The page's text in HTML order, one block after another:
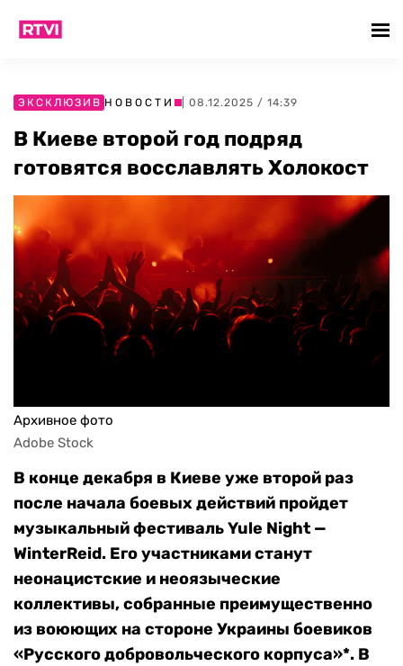
ЭКСКЛЮЗИВ НОВОСТИ | 08.12.2025 / 14:39
В Киеве второй год подряд
готовятся восславлять Холокост
Архивное фото
Adobe Stock
В конце декабря в Киеве уже второй раз
после начала боевых действий пройдет
музыкальный фестиваль Yule Night —
WinterReid. Его участниками станут
неонацистские и неоязыческие
коллективы, собранные преимущественно
из воюющих на стороне Украины боевиков
«Русского добровольческого корпуса»*. В